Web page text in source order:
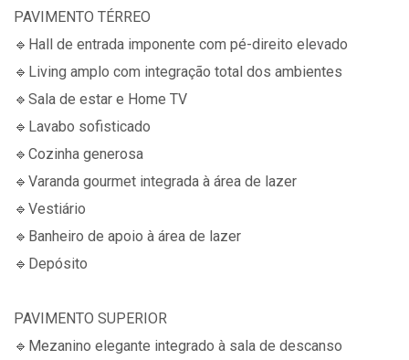
PAVIMENTO TÉRREO
🔹️Hall de entrada imponente com pé-direito elevado
🔹️Living amplo com integração total dos ambientes
🔹️Sala de estar e Home TV
🔹️Lavabo sofisticado
🔹️Cozinha generosa
🔹️Varanda gourmet integrada à área de lazer
🔹️Vestiário
🔹️Banheiro de apoio à área de lazer
🔹️Depósito
PAVIMENTO SUPERIOR
🔹️Mezanino elegante integrado à sala de descanso